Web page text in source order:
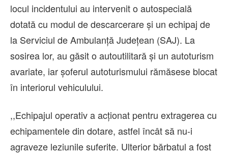
locul incidentului au intervenit o autospecială
dotată cu modul de descarcerare și un echipaj de
la Serviciul de Ambulanță Județean (SAJ). La
sosirea lor, au găsit o autoutilitară și un autoturism
avariate, iar șoferul autoturismului rămăsese blocat
în interiorul vehiculului.
,,Echipajul operativ a acționat pentru extragerea cu
echipamentele din dotare, astfel încât să nu-i
agraveze leziunile suferite. Ulterior bărbatul a fost